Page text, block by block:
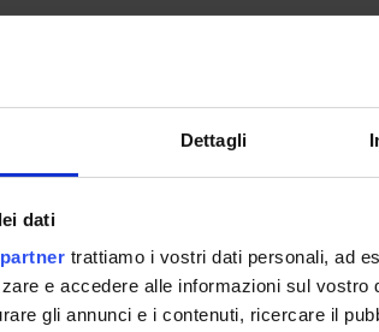
Dettagli
dati
trattiamo i vostri dati personali, ad
e accedere alle informazioni sul
gli annunci e i contenuti, ricercare il